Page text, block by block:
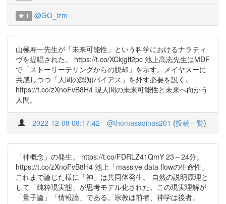
1 @GO_izm
山極寿一先生が「未来可能性」という科学におけるナラティ
ヴを提唱された。 https://t.co/XCkjgff2pc 池上高志先生はMDF
で「ストーリーテリングからの脱却」を示す。メイヤスーに
共感しつつ「人間の認知バイアス」を外す必要を説く。
https://t.co/zXnoFvB8H4 現人間の未来可能性と未来へ向かう
人間。
2022-12-08 08:17:42 @thomasaqinas201 (投稿一覧)
「神概念」の発生。 https://t.co/FDRLZ41QmY 23～24分。
https://t.co/zXnoFvB8H4 池上「massive data flowの生命性」
これまで論じた様に「神」は共同体発生。 自然の説明原理と
して「純粋現実態」が思考モデル化された。この現実理解が
「量子論」「情報論」である。宗教は前者、神学は後者。